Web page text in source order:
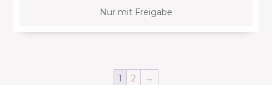
Nur mit Freigabe
1 2 →